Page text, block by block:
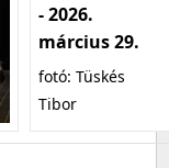
- 2026.
március 29.
fotó: Tüskés
Tibor